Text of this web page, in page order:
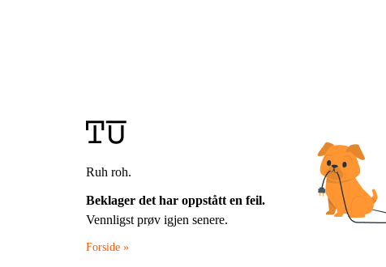
Ruh roh.
Beklager det har oppstått en feil.
Vennligst prøv igjen senere.
Forside »